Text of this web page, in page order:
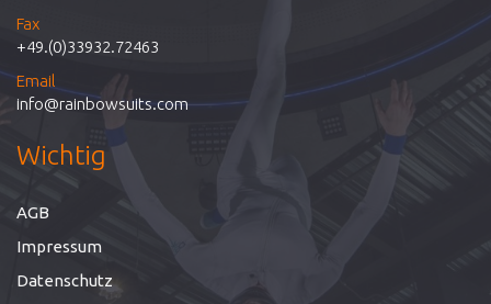
Fax
+49.(0)33932.72463
Email
info@rainbowsuits.com
Wichtig
AGB
Impressum
Datenschutz